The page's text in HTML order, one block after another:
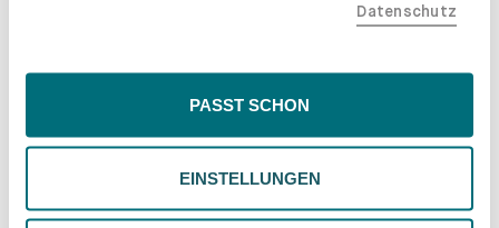
der EU, beispielsweise in den USA, verarbeitet werden
Inhalte eingeschränkt sein könnten. Wähle
deiner Präferenzen. Du kannst deine Wahl jederzeit
ändern. Weitere Informationen findest du in unserer
Datenschutzrichtlinie.
Datenschutz
PASST SCHON
EINSTELLUNGEN